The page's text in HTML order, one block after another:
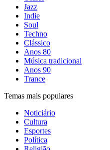
Jazz
Indie
Soul
Techno
Clássico
Anos 80
Música tradicional
Anos 90
Trance
Temas mais populares
Noticiário
Cultura
Esportes
Política